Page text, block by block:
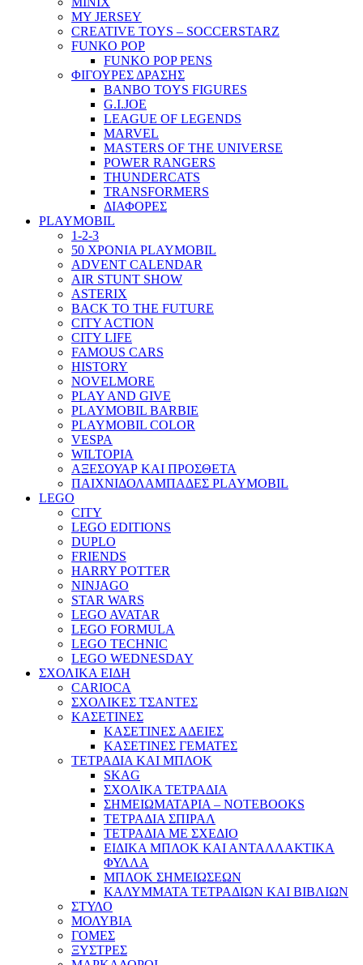
MY JERSEY
CREATIVE TOYS – SOCCERSTARZ
FUNKO POP
FUNKO POP PENS
ΦΙΓΟΥΡΕΣ ΔΡΑΣΗΣ
BANBO TOYS FIGURES
G.I.JOE
LEAGUE OF LEGENDS
MARVEL
MASTERS OF THE UNIVERSE
POWER RANGERS
THUNDERCATS
TRANSFORMERS
ΔΙΑΦΟΡΕΣ
PLAYMOBIL
1-2-3
50 ΧΡΟΝΙΑ PLAYMOBIL
ADVENT CALENDAR
AIR STUNT SHOW
ASTERIX
BACK TO THE FUTURE
CITY ACTION
CITY LIFE
FAMOUS CARS
HISTORY
NOVELMORE
PLAY AND GIVE
PLAYMOBIL BARBIE
PLAYMOBIL COLOR
VESPA
WILTOPIA
ΑΞΕΣΟΥΑΡ ΚΑΙ ΠΡΟΣΘΕΤΑ
ΠΑΙΧΝΙΔΟΛΑΜΠΑΔΕΣ PLAYMOBIL
LEGO
CITY
LEGO EDITIONS
DUPLO
FRIENDS
HARRY POTTER
NINJAGO
STAR WARS
LEGO AVATAR
LEGO FORMULA
LEGO TECHNIC
LEGO WEDNESDAY
ΣΧΟΛΙΚΑ ΕΙΔΗ
CARIOCA
ΣΧΟΛΙΚΕΣ ΤΣΑΝΤΕΣ
ΚΑΣΕΤΙΝΕΣ
ΚΑΣΕΤΙΝΕΣ ΑΔΕΙΕΣ
ΚΑΣΕΤΙΝΕΣ ΓΕΜΑΤΕΣ
ΤΕΤΡΑΔΙΑ ΚΑΙ ΜΠΛΟΚ
SKAG
ΣΧΟΛΙΚΑ ΤΕΤΡΑΔΙΑ
ΣΗΜΕΙΩΜΑΤΑΡΙΑ – NOTEBOOKS
ΤΕΤΡΑΔΙΑ ΣΠΙΡΑΛ
ΤΕΤΡΑΔΙΑ ΜΕ ΣΧΕΔΙΟ
ΕΙΔΙΚΑ ΜΠΛΟΚ ΚΑΙ ΑΝΤΑΛΛΑΚΤΙΚΑ
ΦΥΛΛΑ
ΜΠΛΟΚ ΣΗΜΕΙΩΣΕΩΝ
ΚΑΛΥΜΜΑΤΑ ΤΕΤΡΑΔΙΩΝ ΚΑΙ ΒΙΒΛΙΩΝ
ΣΤΥΛΟ
ΜΟΛΥΒΙΑ
ΓΟΜΕΣ
ΞΥΣΤΡΕΣ